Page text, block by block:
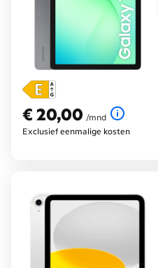
€ 20,00
€ 20,00
per maand
/mnd
Exclusief eenmalige kosten